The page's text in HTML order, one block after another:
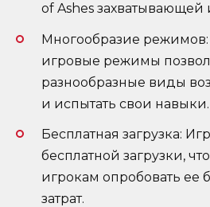
of Ashes захватывающей
Многообразие
игровые режимы
разнообразные виды
и испытать свои навыки.
Бесплатная загрузка:
бесплатной загрузки,
игрокам опробовать ее
затрат.